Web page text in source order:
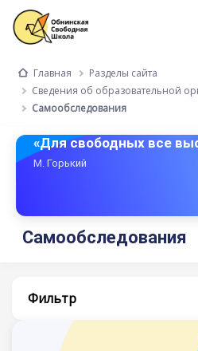
Главная
Разделы сайта
Сведения об образовательной
Самообследования
«Для свободных все
М. Горький
Самообследования
Фильтр